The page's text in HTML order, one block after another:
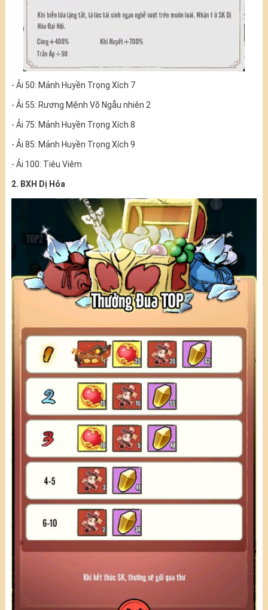
- Ải 50: Mảnh Huyền Trọng Xích 7
- Ải 55: Rương Mệnh Võ Ngẫu nhiên 2
- Ải 75: Mảnh Huyền Trọng Xích 8
- Ải 85: Mảnh Huyền Trọng Xích 9
- Ải 100: Tiêu Viêm
2. BXH Dị Hỏa